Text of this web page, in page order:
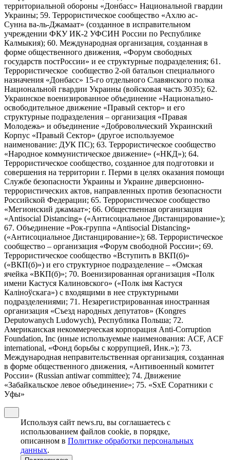
территориальной обороны «Донбасс» Национальной гвардии
Украины; 59. Террористическое сообщество «Ахлю ас-
Сунна ва-ль-Джамаат» (созданное в исправительном
учреждении ФКУ ИК-2 УФСИН России по Республике
Калмыкия); 60. Международная организация, созданная в
форме общественного движения, «Форум свободных
государств постРоссии» и ее структурные подразделения; 61.
Террористическое сообщество 2-ой батальон специального
назначения «Донбасс» 15-го отдельного Славянского полка
Национальной гвардии Украины (войсковая часть 3035); 62.
Украинское военизированное объединение «Национально-
освободительное движение «Правый сектор» и его
структурные подразделения – организация «Правая
Молодежь» и объединение «Добровольческий Украинский
Корпус «Правый Сектор» (другое используемое
наименование: ДУК ПС); 63. Террористическое сообщество
«Народное коммунистическое движение» («НКД»); 64.
Террористическое сообщество, созданное для подготовки и
совершения на территории г. Перми в целях оказания помощи
Службе безопасности Украины и Украине диверсионно-
террористических актов, направленных против безопасности
Российской Федерации; 65. Террористическое сообщество
«Мегионский джамаат»; 66. Общественная организация
«Antisocial Distancing» («Антисоциальное Дистанцирование»);
67. Объединение «Рок-группа «Antisocial Distancing»
(«Антисоциальное Дистанцирование»); 68. Террористическое
сообщество – организация «Форум свободной России»; 69.
Террористическое сообщество «Вступить в ВКП(б)»
(«ВКП(б)») и его структурное подразделение – «Омская
ячейка «ВКП(б)»; 70. Военизированная организация «Полк
имени Кастуся Калиновского» («Полк iмя Кастуся
Калiноўскага») с входящими в нее структурными
подразделениями; 71. Незарегистрированная иностранная
организация «Съезд народных депутатов» (Kongres
Deputowanych Ludowych), Республика Польша; 72.
Американская некоммерческая корпорация Anti-Corruption
Foundation, Inc (иные используемые наименования: ACF, ACF
international, «Фонд борьбы с коррупцией, Инк.»); 73.
Международная неправительственная организация, созданная
в форме общественного движения, «Антивоенный комитет
России» (Russian antiwar committee); 74. Движение
«Забайкальское левое объединение»; 75. «SxE Соратники с
Уфы»
Используя сайт news.ru, вы соглашаетесь с
использованием файлов cookie, в порядке,
описанном в Политике обработки персональных
данных.